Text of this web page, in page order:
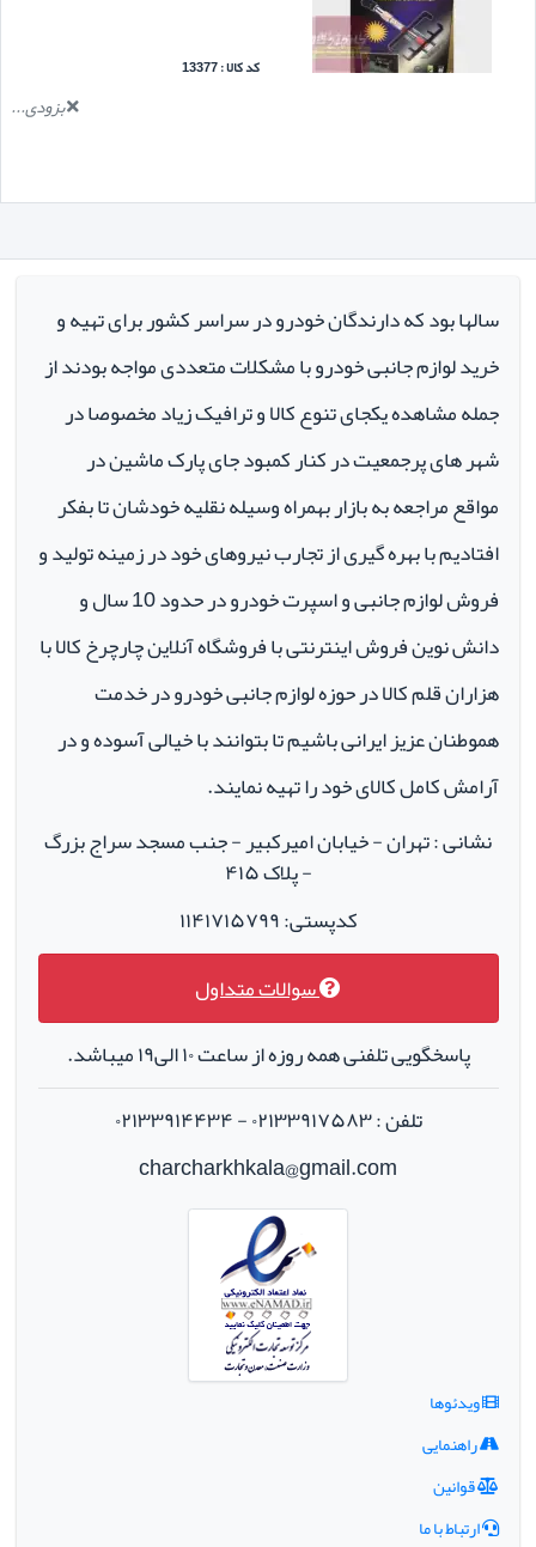
کد کالا : 13377
بزودی...
سالها بود که دارندگان خودرو در سراسر کشور برای تهیه و
خرید لوازم جانبی خودرو با مشکلات متعددی مواجه بودند از
جمله مشاهده یکجای تنوع کالا و ترافیک زیاد مخصوصا در
شهر های پرجمعیت در کنار کمبود جای پارک ماشین در
مواقع مراجعه به بازار بهمراه وسیله نقلیه خودشان تا بفکر
افتادیم با بهره گیری از تجارب نیروهای خود در زمینه تولید و
فروش لوازم جانبی و اسپرت خودرو در حدود 10 سال و
دانش نوین فروش اینترنتی با فروشگاه آنلاین چارچرخ کالا با
هزاران قلم کالا در حوزه لوازم جانبی خودرو در خدمت
هموطنان عزیز ایرانی باشیم تا بتوانند با خیالی آسوده و در
آرامش کامل کالای خود را تهیه نمایند.
نشانی : تهران - خیابان امیرکبیر - جنب مسجد سراج بزرگ
- پلاک ۴۱۵
کدپستی: ۱۱۴۱۷۱۵۷۹۹
سوالات متداول
پاسخگویی تلفنی همه روزه از ساعت ۱۰ الی۱۹ میباشد.
تلفن : ۰۲۱۳۳۹۱۷۵۸۳ - ۰۲۱۳۳۹۱۴۴۳۴
charcharkhkala@gmail.com
ویدئوها
راهنمایی
قوانین
ارتباط با ما